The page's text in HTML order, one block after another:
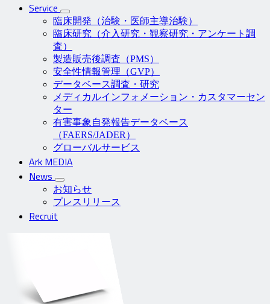
Service
臨床開発（治験・医師主導治験）
臨床研究（介入研究・観察研究・アンケート調
査）
製造販売後調査（PMS）
安全性情報管理（GVP）
データベース調査・研究
メディカルインフォメーション・カスタマーセン
ター
有害事象自発報告データベース
（FAERS/JADER）
グローバルサービス
Ark MEDIA
News
お知らせ
プレスリリース
Recruit